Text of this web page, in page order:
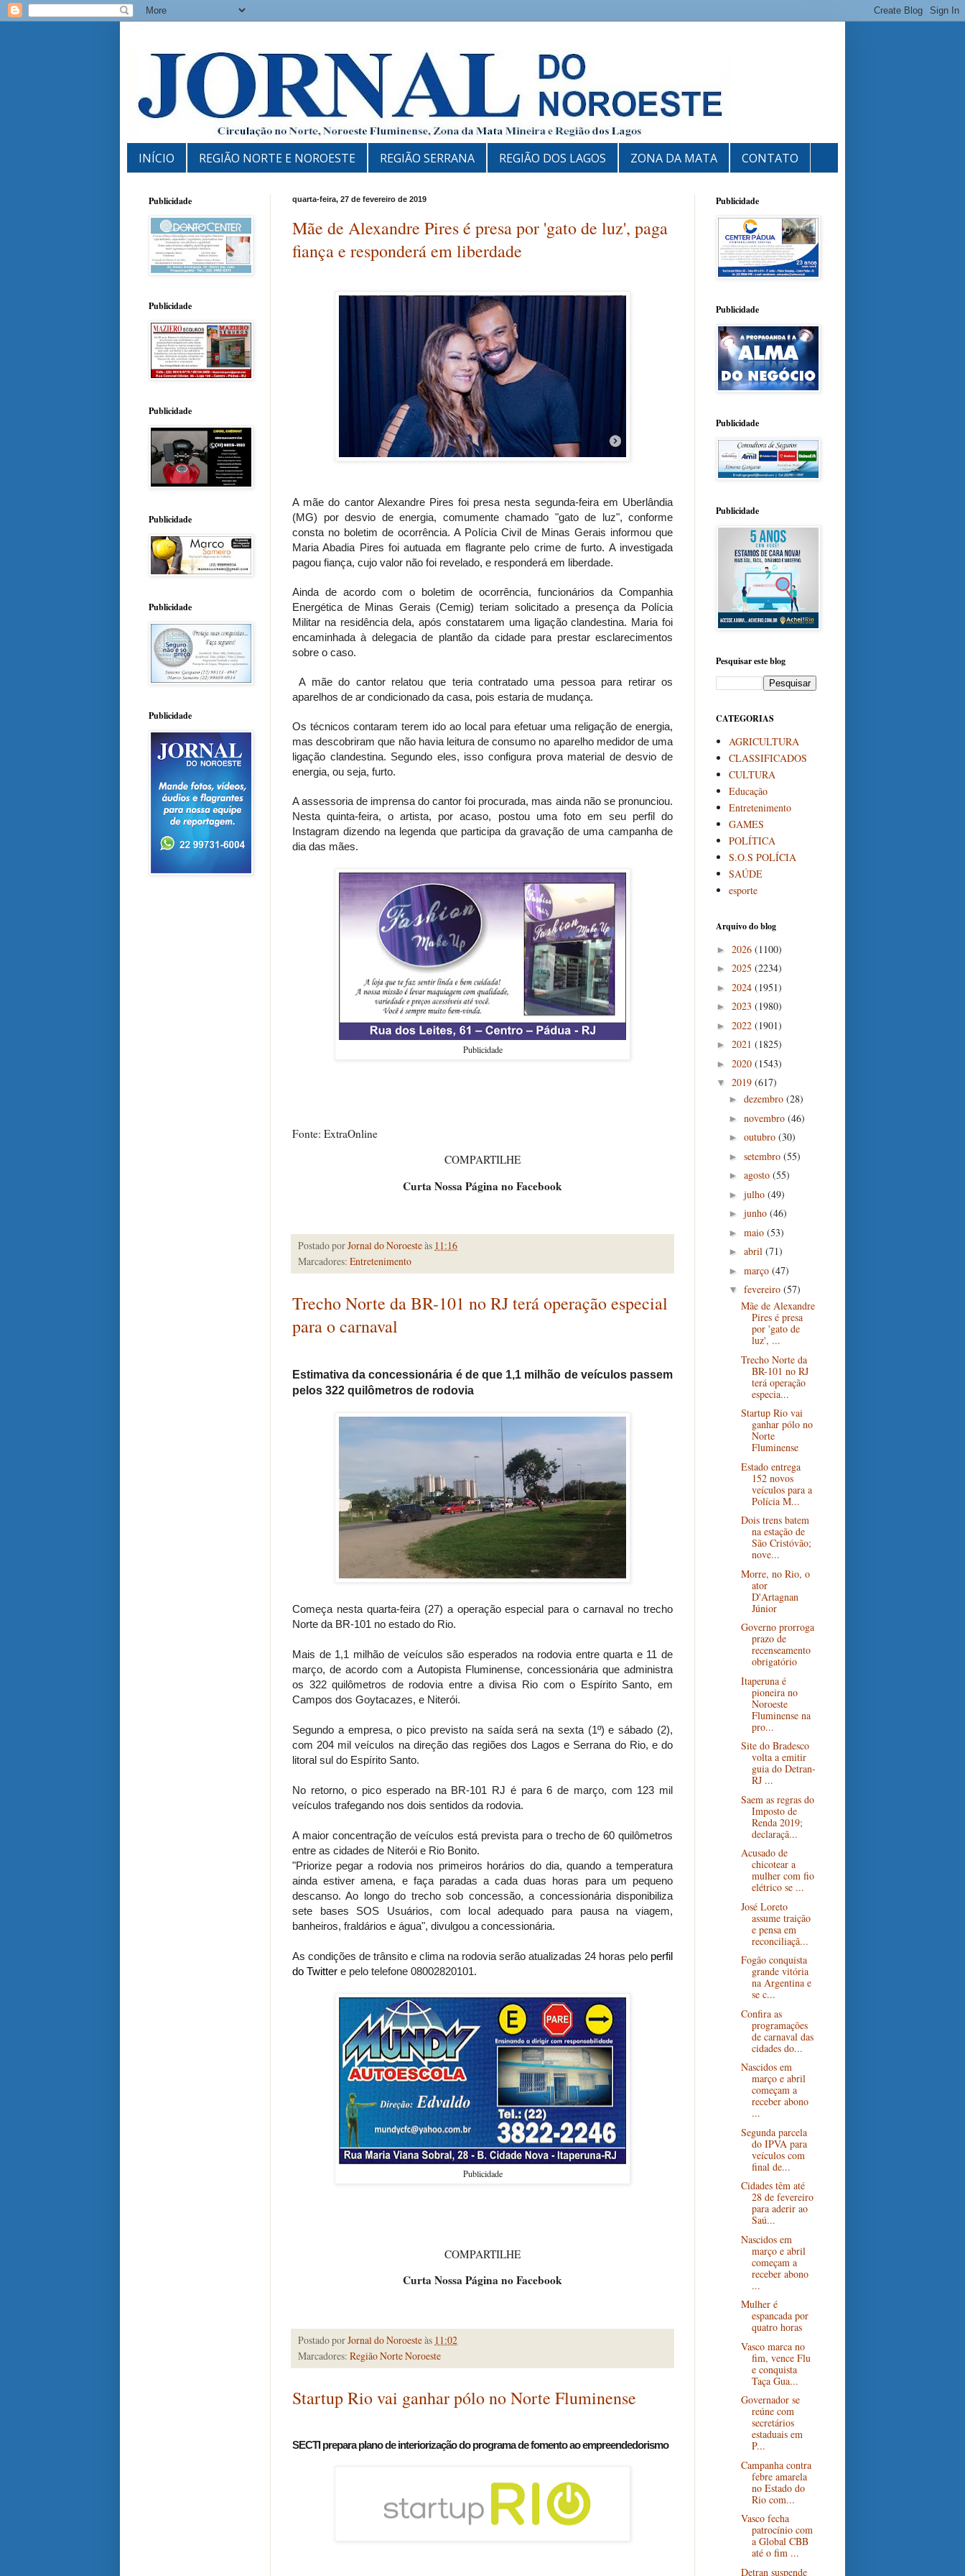
INÍCIO REGIÃO NORTE E NOROESTE REGIÃO SERRANA REGIÃO DOS LAGOS ZONA DA MATA CONTATO
quarta-feira, 27 de fevereiro de 2019
Mãe de Alexandre Pires é presa por 'gato de luz', paga
fiança e responderá em liberdade
A mãe do cantor Alexandre Pires foi presa nesta segunda-feira em Uberlândia
(MG) por desvio de energia, comumente chamado "gato de luz", conforme
consta no boletim de ocorrência. A Polícia Civil de Minas Gerais informou que
Maria Abadia Pires foi autuada em flagrante pelo crime de furto. A investigada
pagou fiança, cujo valor não foi revelado, e responderá em liberdade.
Ainda de acordo com o boletim de ocorrência, funcionários da Companhia
Energética de Minas Gerais (Cemig) teriam solicitado a presença da Polícia
Militar na residência dela, após constatarem uma ligação clandestina. Maria foi
encaminhada à delegacia de plantão da cidade para prestar esclarecimentos
sobre o caso.
A mãe do cantor relatou que teria contratado uma pessoa para retirar os
aparelhos de ar condicionado da casa, pois estaria de mudança.
Os técnicos contaram terem ido ao local para efetuar uma religação de energia,
mas descobriram que não havia leitura de consumo no aparelho medidor de uma
ligação clandestina. Segundo eles, isso configura prova material de desvio de
energia, ou seja, furto.
A assessoria de imprensa do cantor foi procurada, mas ainda não se pronunciou.
Nesta quinta-feira, o artista, por acaso, postou uma foto em seu perfil do
Instagram dizendo na legenda que participa da gravação de uma campanha de
dia das mães.
Publicidade
Fonte: ExtraOnline
COMPARTILHE
Curta Nossa Página no Facebook
Postado porJornal do Noroesteàs 11:16
Marcadores: Entretenimento
Trecho Norte da BR-101 no RJ terá operação especial
para o carnaval
Estimativa da concessionária é de que 1,1 milhão de veículos passem
pelos 322 quilômetros de rodovia
Começa nesta quarta-feira (27) a operação especial para o carnaval no trecho
Norte da BR-101 no estado do Rio.
Mais de 1,1 milhão de veículos são esperados na rodovia entre quarta e 11 de
março, de acordo com a Autopista Fluminense, concessionária que administra
os 322 quilômetros de rodovia entre a divisa Rio com o Espírito Santo, em
Campos dos Goytacazes, e Niterói.
Segundo a empresa, o pico previsto na saída será na sexta (1º) e sábado (2),
com 204 mil veículos na direção das regiões dos Lagos e Serrana do Rio, e do
litoral sul do Espírito Santo.
No retorno, o pico esperado na BR-101 RJ é para 6 de março, com 123 mil
veículos trafegando nos dois sentidos da rodovia.
A maior concentração de veículos está prevista para o trecho de 60 quilômetros
entre as cidades de Niterói e Rio Bonito.
"Priorize pegar a rodovia nos primeiros horários do dia, quando a temperatura
ainda estiver amena, e faça paradas a cada duas horas para um pequeno
descanso. Ao longo do trecho sob concessão, a concessionária disponibiliza
sete bases SOS Usuários, com local adequado para pausa na viagem,
banheiros, fraldários e água", divulgou a concessionária.
As condições de trânsito e clima na rodovia serão atualizadas 24 horas pelo perfil
do Twitter e pelo telefone 08002820101.
Publicidade
COMPARTILHE
Curta Nossa Página no Facebook
Postado porJornal do Noroesteàs 11:02
Marcadores: Região Norte Noroeste
Startup Rio vai ganhar pólo no Norte Fluminense
SECTI prepara plano de interiorização do programa de fomento ao empreendedorismo
Publicidade
Publicidade
Publicidade
Publicidade
Publicidade
Publicidade
Publicidade
Publicidade
Publicidade
Publicidade
Pesquisar este blog
CATEGORIAS
AGRICULTURA
CLASSIFICADOS
CULTURA
Educação
Entretenimento
GAMES
POLÍTICA
S.O.S POLÍCIA
SAÚDE
esporte
Arquivo do blog
► 2026 (1100)
► 2025 (2234)
► 2024 (1951)
► 2023 (1980)
► 2022 (1901)
► 2021 (1825)
► 2020 (1543)
▼ 2019 (617)
► dezembro (28)
► novembro (46)
► outubro (30)
► setembro (55)
► agosto (55)
► julho (49)
► junho (46)
► maio (53)
► abril (71)
► março (47)
▼ fevereiro (57)
Mãe de Alexandre
Pires é presa
por 'gato de
luz', ...
Trecho Norte da
BR-101 no RJ
terá operação
especia...
Startup Rio vai
ganhar pólo no
Norte
Fluminense
Estado entrega
152 novos
veículos para a
Polícia M...
Dois trens batem
na estação de
São Cristóvão;
nove...
Morre, no Rio, o
ator
D'Artagnan
Júnior
Governo prorroga
prazo de
recenseamento
obrigatório
Itaperuna é
pioneira no
Noroeste
Fluminense na
pro...
Site do Bradesco
volta a emitir
guia do Detran-
RJ ...
Saem as regras do
Imposto de
Renda 2019;
declaraçã...
Acusado de
chicotear a
mulher com fio
elétrico se ...
José Loreto
assume traição
e pensa em
reconciliaçã...
Fogão conquista
grande vitória
na Argentina e
se c...
Confira as
programações
de carnaval das
cidades do...
Nascidos em
março e abril
começam a
receber abono
...
Segunda parcela
do IPVA para
veículos com
final de...
Cidades têm até
28 de fevereiro
para aderir ao
Saú...
Nascidos em
março e abril
começam a
receber abono
...
Mulher é
espancada por
quatro horas
Vasco marca no
fim, vence Flu
e conquista
Taça Gua...
Governador se
reúne com
secretários
estaduais em
P...
Campanha contra
febre amarela
no Estado do
Rio com...
Vasco fecha
patrocínio com
a Global CBB
até o fim ...
Detran suspende